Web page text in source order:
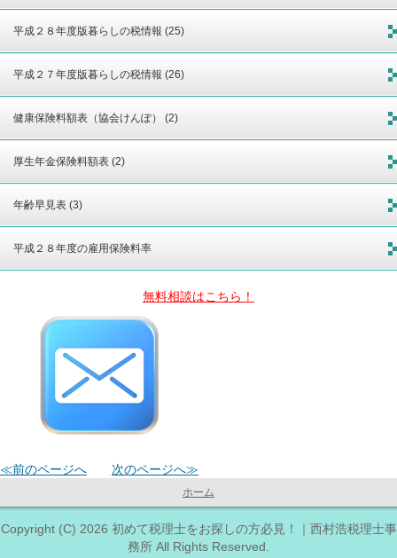
平成２８年度版暮らしの税情報 (25)
平成２７年度版暮らしの税情報 (26)
健康保険料額表（協会けんぽ） (2)
厚生年金保険料額表 (2)
年齢早見表 (3)
平成２８年度の雇用保険料率
無料相談はこちら！
≪前のページへ 次のページへ≫
ホーム
Copyright (C) 2026 初めて税理士をお探しの方必見！｜西村浩税理士事
務所 All Rights Reserved.